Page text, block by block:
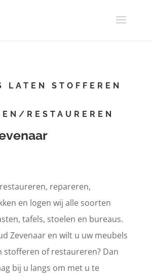
LATEN STOFFEREN
RESTAUREREN
repareren,
en logen wij alle soorten
tafels, stoelen en bureaus.
Zevenaar en wilt u uw meubels
stofferen of restaureren? Dan
bij u langs om met u te